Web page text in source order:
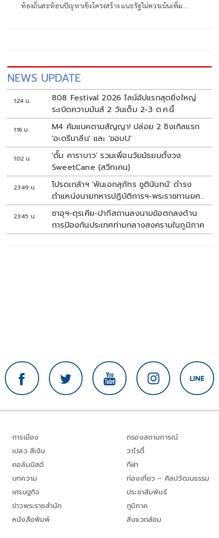
ท้องถิ่นสะท้อนปัญหาเชิงโครงสร้าง แนะรัฐไม่ควรเน้นเพิ่ม
NEWS UPDATE
1:24 น.
808 Festival 2026 ไลน์อัปแรกสุดยิ่งใหญ่
ระเบิดความมันส์ 2 วันเต็ม 2-3 ต.ค.นี้
1:16 น.
M4 คัมแบคตามสัญญา! ปล่อย 2 ซิงเกิลแรก
'อะดรีนาลีน' และ 'ชอบU'
1:02 น.
'ดั๊ม คาราบาว' รวมเพื่อนวัยมัธยมตั้งวง
SweetCane (สวีทเคน)
23:49 น.
โปรดเกล้าฯ 'พันเอกสุภัทร ชูตินันทน์' ดำรง
ตำแหน่งนายทหารปฏิบัติการฯ-พระราชทานยศ
'พลตรี'
23:45 น.
ซาอุฯ-ตุรเคีย-ปากีสถานลงนามข้อตกลงด้าน
การป้องกันประเทศท่ามกลางสงครามในภูมิภาค
การเมือง
เปลว สีเงิน
คอลัมนิสต์
บทความ
เศรษฐกิจ
ข่าวพระราชสำนัก
หนังสือพิมพ์
กรองสถานการณ์
วาไรตี้
กีฬา
ท่องเที่ยว – ศิลปวัฒนธรรม
ประชาสัมพันธ์
ภูมิภาค
สิ่งแวดล้อม